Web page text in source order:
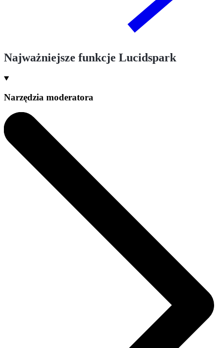
Najważniejsze funkcje Lucidspark
Narzędzia moderatora